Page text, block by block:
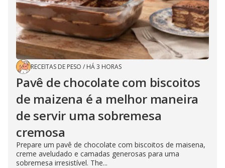
RECEITAS DE PESO / HÁ 3 HORAS
Pavê de chocolate com biscoitos
de maizena é a melhor maneira
de servir uma sobremesa
cremosa
Prepare um pavê de chocolate com biscoitos de maisena,
creme aveludado e camadas generosas para uma
sobremesa irresistível. The...